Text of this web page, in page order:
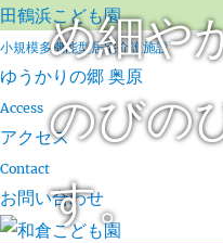
田鶴浜こども園
小規模多機能型居宅介護施設
ゆうかりの郷 奥原
Access
アクセス
Contact
お問い合わせ
め細や
のびの
す。